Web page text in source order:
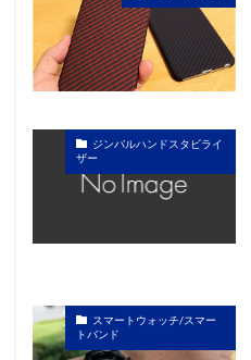
ジンバルハンドスタビライ
ザー
スマートウォッチ/スマー
トバンド